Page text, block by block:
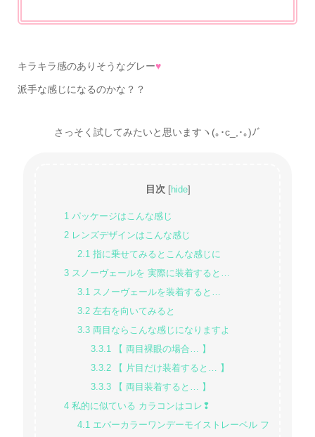
キラキラ感のありそうなグレー♥
派手な感じになるのかな？？
さっそく試してみたいと思いますヽ(｡･c_,･｡)ﾉﾞ
目次 [hide]
1 パッケージはこんな感じ
2 レンズデザインはこんな感じ
2.1指に乗せてみるとこんな感じに
3 スノーヴェールを 実際に装着すると…
3.1スノーヴェールを装着すると…
3.2左右を向いてみると
3.3両目ならこんな感じになりますよ
3.3.1【 両目裸眼の場合… 】
3.3.2【 片目だけ装着すると… 】
3.3.3【 両目装着すると… 】
4 私的に似ている カラコンはコレ❢
4.1エバーカラーワンデーモイストレーベル フ